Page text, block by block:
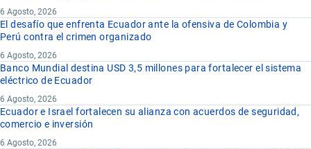
6 Agosto, 2026
El desafío que enfrenta Ecuador ante la ofensiva de Colombia y
Perú contra el crimen organizado
6 Agosto, 2026
Banco Mundial destina USD 3,5 millones para fortalecer el sistema
eléctrico de Ecuador
6 Agosto, 2026
Ecuador e Israel fortalecen su alianza con acuerdos de seguridad,
comercio e inversión
6 Agosto, 2026